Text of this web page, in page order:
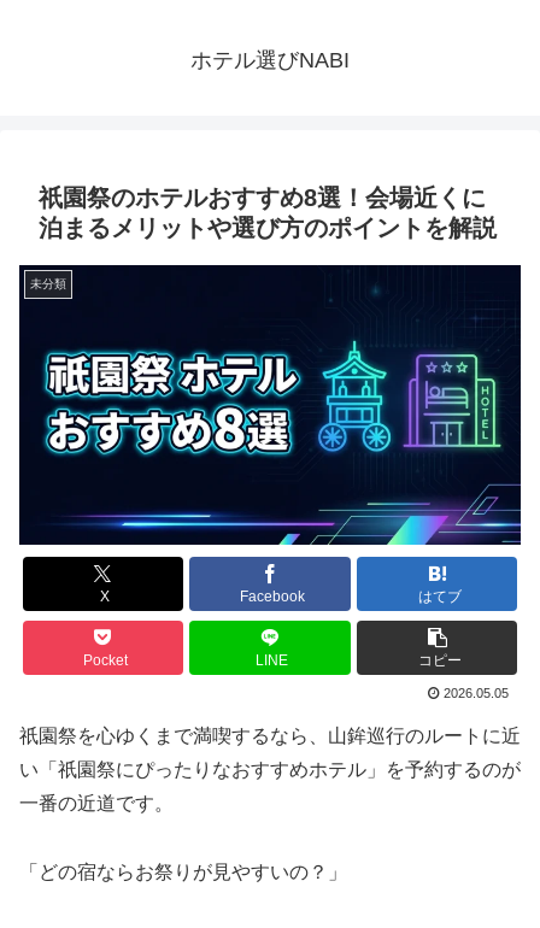
ホテル選びNABI
祇園祭のホテルおすすめ8選！会場近くに
泊まるメリットや選び方のポイントを解説
未分類
X Facebook はてブ
Pocket LINE コピー
2026.05.05
祇園祭を心ゆくまで満喫するなら、山鉾巡行のルートに近
い「祇園祭にぴったりなおすすめホテル」を予約するのが
一番の近道です。
「どの宿ならお祭りが見やすいの？」